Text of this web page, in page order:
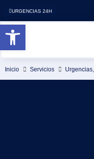
URGENCIAS 24H
Inicio Servicios
Abrir barra de herramientas